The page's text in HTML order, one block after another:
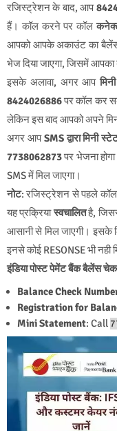
रजिस्ट्रेशन के बाद, आप
हैं। कॉल करने पर कॉल
आपको आपके अकाउंट का
भेज दिया जाएगा, जिसमें आपका
इसके अलावा, अगर आप
8424026886पर कॉल कर
लेकिन इस बाद आपको अपने
अगर आपSMS द्वारा मिनी
7738062873पर भेजना
SMS में मिल जाएगा।
नोट: रजिस्ट्रेशन से पहले
यह प्रक्रियास्वचालितहै,
आसानी से मिल जाएगी। इसके
इनसे कोई RESONSE भी नही
इंडिया पोस्ट पेमेंट बैंक बैलेंस
Balance Check
Registration for
Mini Statement: Call